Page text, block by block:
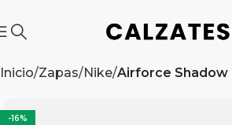
Inicio Zapas Nike Airforce Shadow
-16%